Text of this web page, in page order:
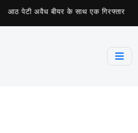
आठ पेटी अवैध बीयर के साथ एक गिरफ्तार